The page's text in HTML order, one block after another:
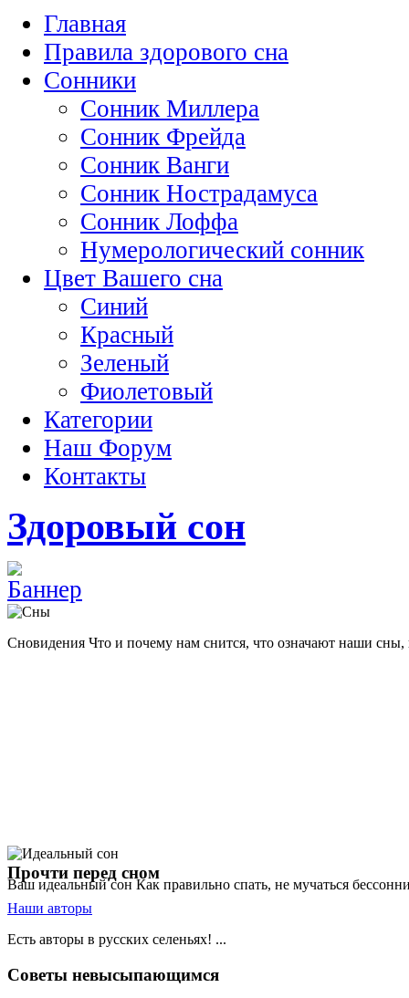
Главная
Правила здорового сна
Сонники
Сонник Миллера
Сонник Фрейда
Сонник Ванги
Сонник Нострадамуса
Сонник Лоффа
Нумерологический сонник
Цвет Вашего сна
Синий
Красный
Зеленый
Фиолетовый
Категории
Наш Форум
Контакты
Здоровый сон
Сновидения Что и почему нам снится, что означают наши
Ваш идеальный сон Как правильно спать, не мучаться
Прочти перед сном
Наши авторы
Есть авторы в русских селеньях! ...
Советы невысыпающимся